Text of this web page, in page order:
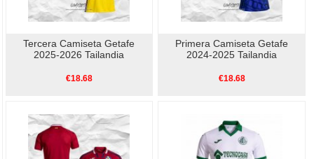
Tercera Camiseta Getafe
2025-2026 Tailandia
€18.68
Primera Camiseta Getafe
2024-2025 Tailandia
€18.68